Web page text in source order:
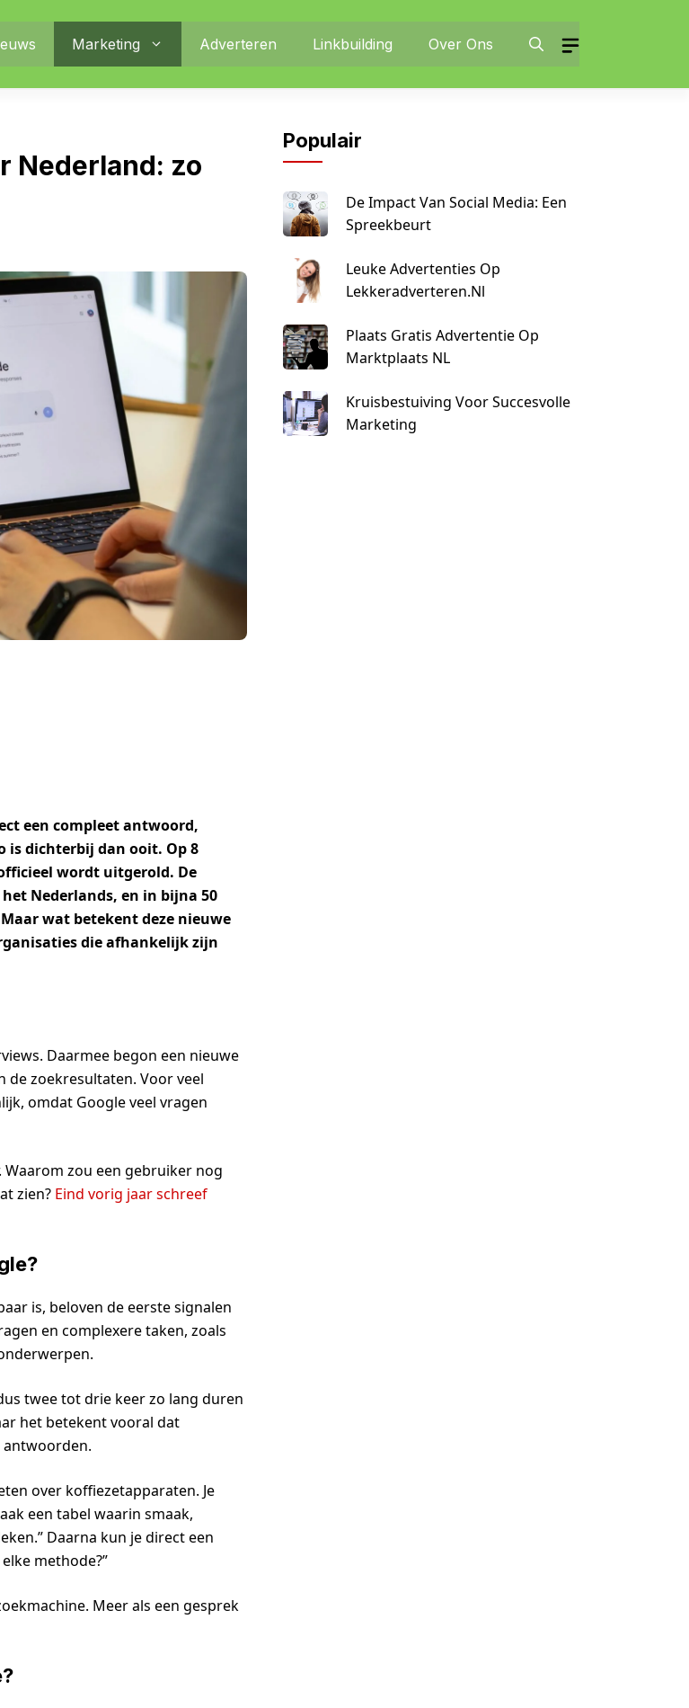
Marketing Adverteren Linkbuilding Over Ons
Nederland: zo
een compleet antwoord,
is dichterbij dan ooit. Op 8
wordt uitgerold. De
Nederlands, en in bijna 50
wat betekent deze nieuwe
die afhankelijk zijn
Daarmee begon een nieuwe
zoekresultaten. Voor veel
omdat Google veel vragen
zou een gebruiker nog
zien? Eind vorig jaar schreef
is, beloven de eerste signalen
en complexere taken, zoals
twee tot drie keer zo lang duren
het betekent vooral dat
antwoorden.
over koffiezetapparaten. Je
een tabel waarin smaak,
Daarna kun je direct een
methode?”
Meer als een gesprek
Populair
De Impact Van Social Media: Een
Spreekbeurt
Leuke Advertenties Op
Lekkeradverteren.nl
Plaats Gratis Advertentie Op
Marktplaats NL
Kruisbestuiving Voor Succesvolle
Marketing